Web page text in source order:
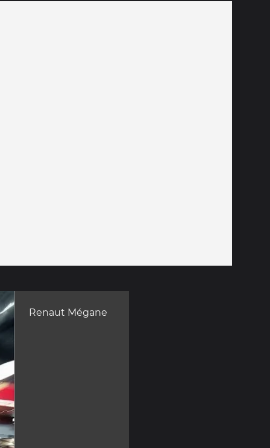
Renaut Mégane